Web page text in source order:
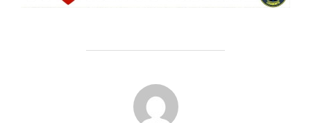
AUTOR DE LA PUBLICACIÓN